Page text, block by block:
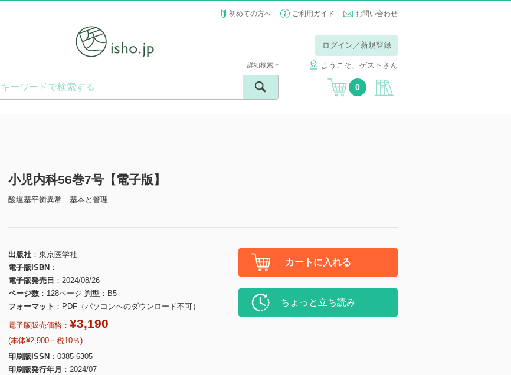
初めての方へ ご利用ガイド お問い合わせ
ログイン／新規登録
ようこそ、ゲストさん
詳細検索
0
小児内科56巻7号【電子版】
酸塩基平衡異常―基本と管理
出版社
東京医学社
電子版ISBN
電子版発売日
2024/08/26
ページ数
128ページ 判型
B5
フォーマット
PDF（パソコンへのダウンロード不可）
電子版販売価格： ¥3,190
(本体¥2,900＋税10％)
印刷版ISSN
0385-6305
印刷版発行年月
2024/07
カートに入れる
ちょっと立ち読み